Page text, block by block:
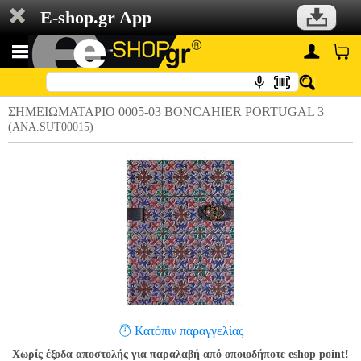
E-shop.gr App
ΣΗΜΕΙΩΜΑΤΑΡΙΟ 0005-03 BONCAHIER PORTUGAL 3
(ANA.SUT00015)
Κατόπιν παραγγελίας
Χωρίς έξοδα αποστολής για παραλαβή από οποιοδήποτε eshop point!